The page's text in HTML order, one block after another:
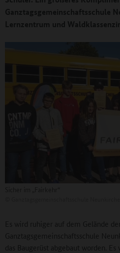
Ganztagsgemeinschaftsschule
Lernzentrum und
Es wird ruhiger auf dem Gelände der
Ganztagsgemeinschaftsschule
das Baugerüst abgebaut worden. Es